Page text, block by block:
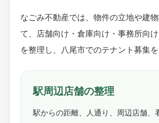
なごみ不動産では、物件の立地や建
て、店舗向け・倉庫向け・事務所向
を整理し、八尾市でのテナント募集を
駅周辺店舗の整理
駅からの距離、人通り、周辺店舗、